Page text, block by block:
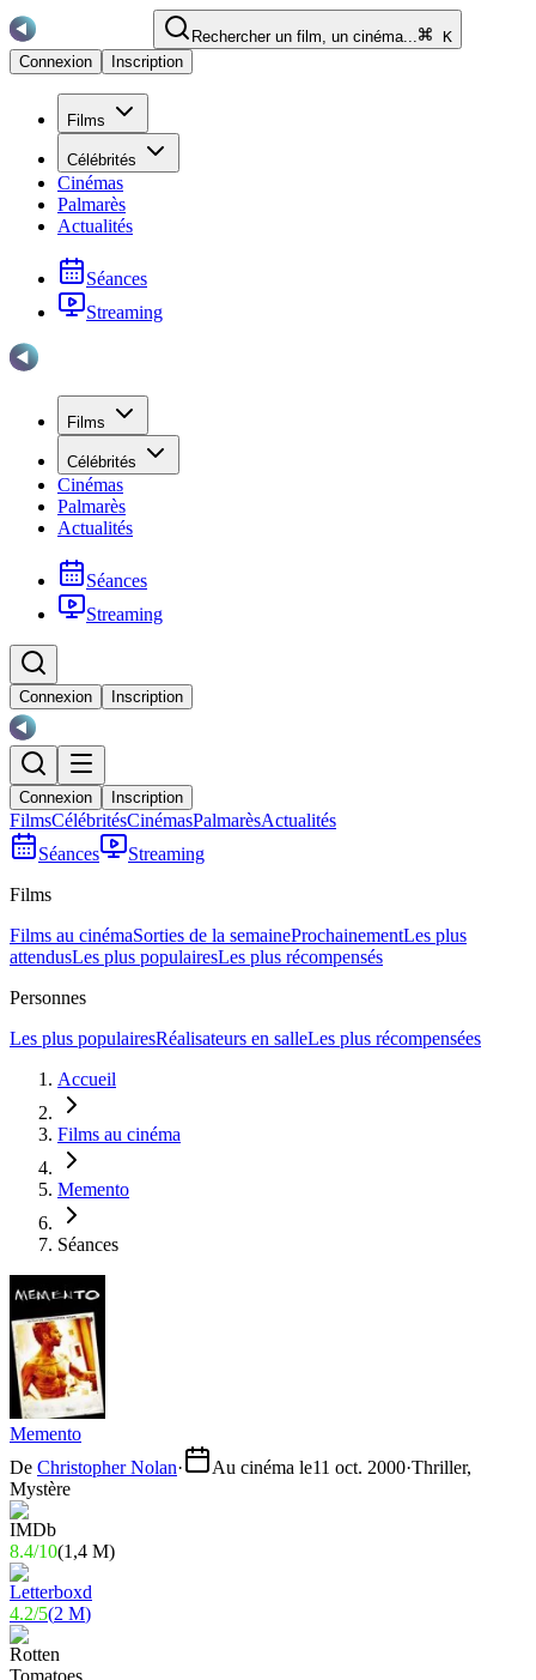
Rechercher un film, un cinéma...
K
Connexion
Inscription
Films
Célébrités
Cinémas
Palmarès
Actualités
Séances
Streaming
Films
Célébrités
Cinémas
Palmarès
Actualités
Séances
Streaming
Connexion Inscription
Connexion Inscription
FilmsCélébritésCinémasPalmarèsActualités
Séances
Streaming
Films
Films au cinémaSorties de la semaineProchainementLes plus
attendusLes plus populairesLes plus récompensés
Personnes
Les plus populairesRéalisateurs en salleLes plus récompensées
Accueil
Films au cinéma
Memento
Séances
Memento
De Christopher Nolan· Au cinéma le11 oct. 2000·Thriller,
Mystère
8.4/10(1,4 M)
4.2/5(2 M)